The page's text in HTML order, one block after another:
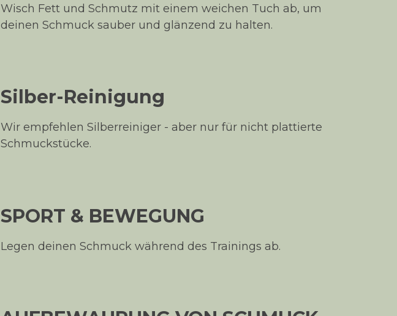
Wisch Fett und Schmutz mit einem weichen Tuch ab, um
deinen Schmuck sauber und glänzend zu halten.
Silber-Reinigung
Wir empfehlen Silberreiniger - aber nur für nicht plattierte
Schmuckstücke.
SPORT & BEWEGUNG
Legen deinen Schmuck während des Trainings ab.